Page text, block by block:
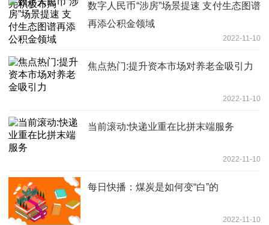
数字人民币“涉房”场景提速 支付生态图谱
再添公积金领域
2022-11-10
焦点热门:提升资本市场对养老金吸引力
2022-11-10
当前滚动:快递业重在比拼末端服务
2022-11-10
每日快播：煤炭是如何变“白”的
2022-11-10